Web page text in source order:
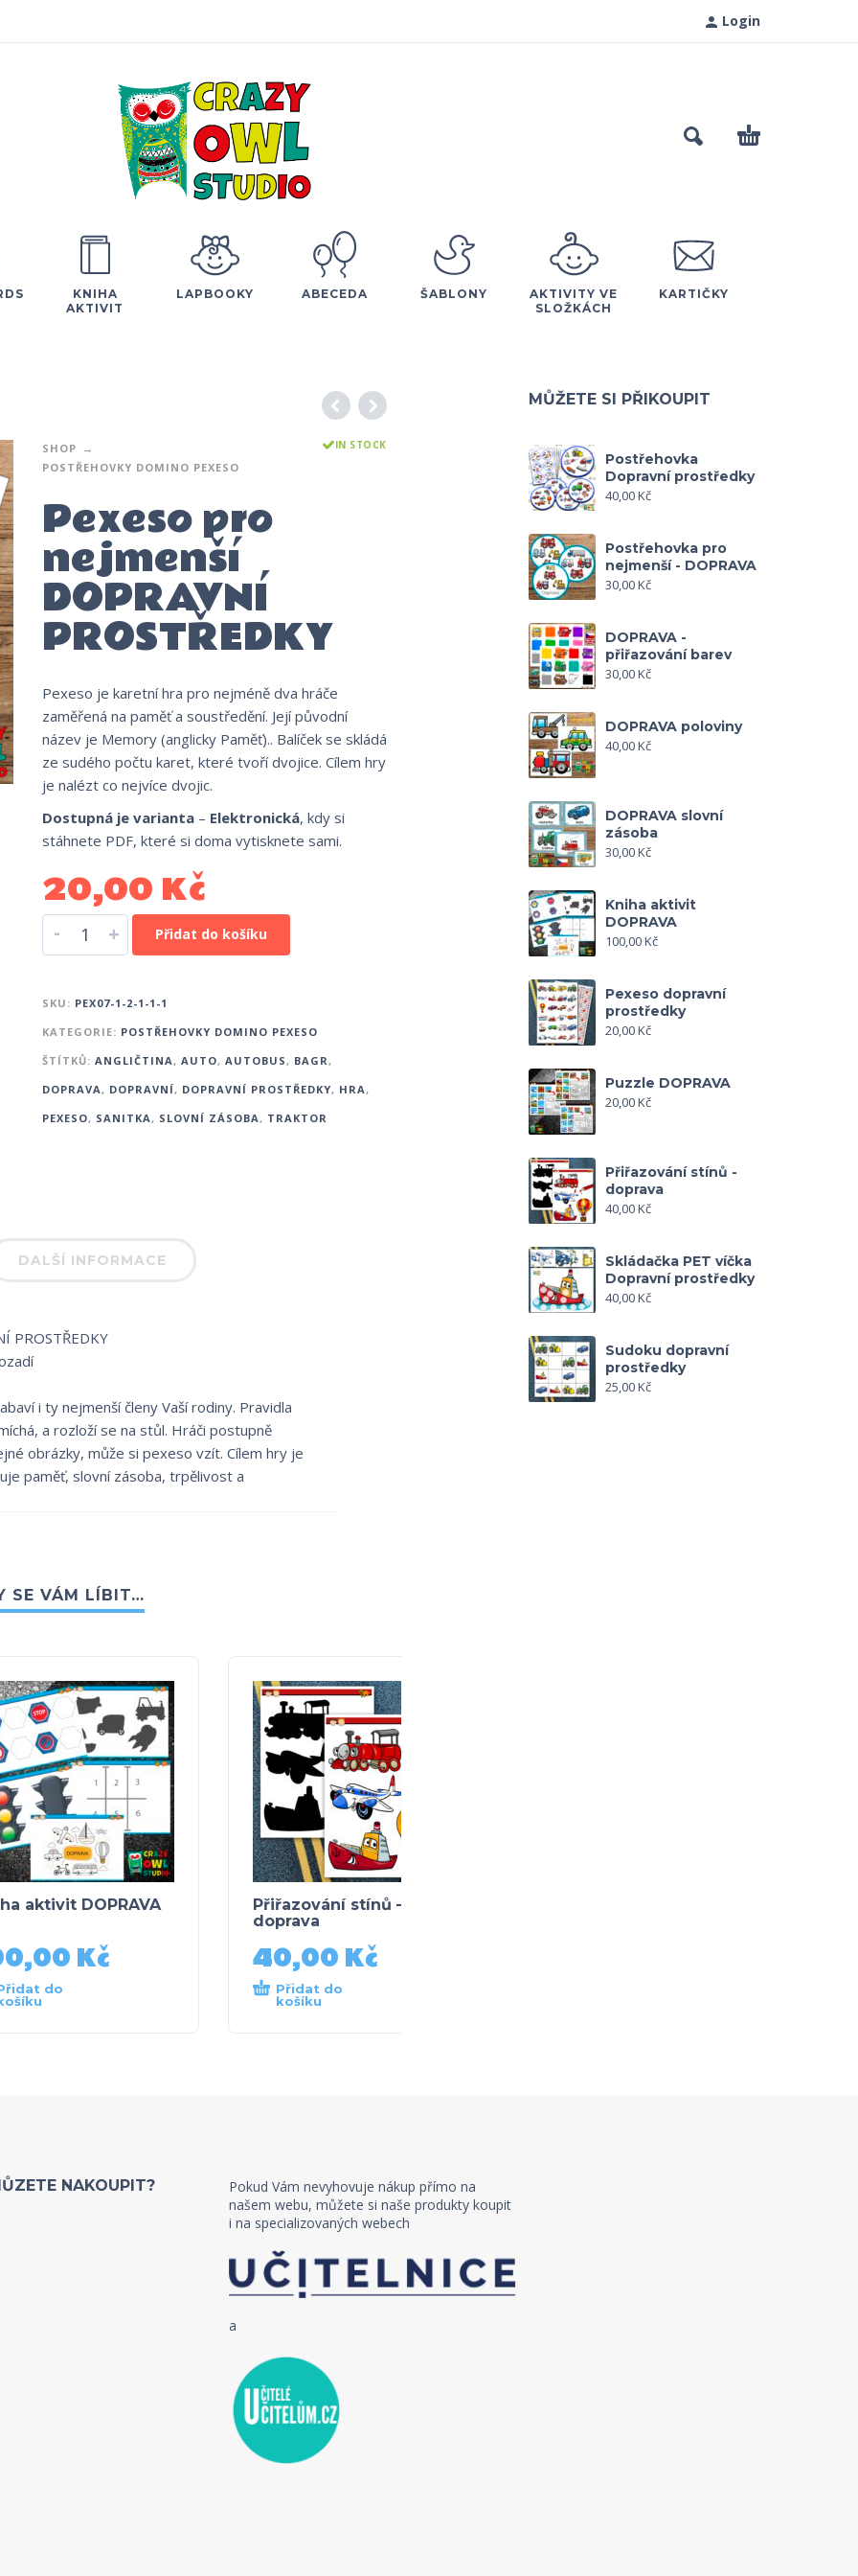
Login
KNIHA
AKTIVIT
LAPBOOKY ABECEDA ŠABLONY
AKTIVITY VE
SLOŽKÁCH
KARTIČKY
SHOP
POSTŘEHOVKY DOMINO PEXESO
IN STOCK
Pexeso pro
nejmenší
DOPRAVNÍ
PROSTŘEDKY
Pexeso je karetní hra pro nejméně dva hráče
zaměřená na paměť a soustředění. Její původní
název je Memory (anglicky Paměť).. Balíček se skládá
ze sudého počtu karet, které tvoří dvojice. Cílem hry
je nalézt co nejvíce dvojic.
Dostupná je varianta – Elektronická, kdy si
stáhnete PDF, které si doma vytisknete sami.
20,00 Kč
- + Přidat do košíku
SKU: PEX07-1-2-1-1-1
KATEGORIE: POSTŘEHOVKY DOMINO PEXESO
ŠTÍTKŮ: ANGLIČTINA , AUTO, AUTOBUS , BAGR ,
DOPRAVA , DOPRAVNÍ, DOPRAVNÍ PROSTŘEDKY, HRA ,
PEXESO, SANITKA , SLOVNÍ ZÁSOBA , TRAKTOR
DALŠÍ INFORMACE
PROSTŘEDKY
i ty nejmenší členy Vaší rodiny. Pravidla
a rozloží se na stůl. Hráči postupně
obrázky, může si pexeso vzít. Cílem hry je
paměť, slovní zásoba, trpělivost a
SE VÁM LÍBIT…
aktivit DOPRAVA
Kč
do
Přiřazování stínů –
doprava
40,00 Kč
Přidat do
košíku
MŮŽETE SI PŘIKOUPIT
Postřehovka
Dopravní prostředky
40,00Kč
Postřehovka pro
nejmenší - DOPRAVA
30,00Kč
DOPRAVA -
přiřazování barev
30,00Kč
DOPRAVA poloviny
40,00Kč
DOPRAVA slovní
zásoba
30,00Kč
Kniha aktivit
DOPRAVA
100,00Kč
Pexeso dopravní
prostředky
20,00Kč
Puzzle DOPRAVA
20,00Kč
Přiřazování stínů -
doprava
40,00Kč
Skládačka PET víčka
Dopravní prostředky
40,00Kč
Sudoku dopravní
prostředky
25,00Kč
NAKOUPIT?
Pokud Vám nevyhovuje nákup přímo na
našem webu, můžete si naše produkty koupit
i na specializovaných webech
a